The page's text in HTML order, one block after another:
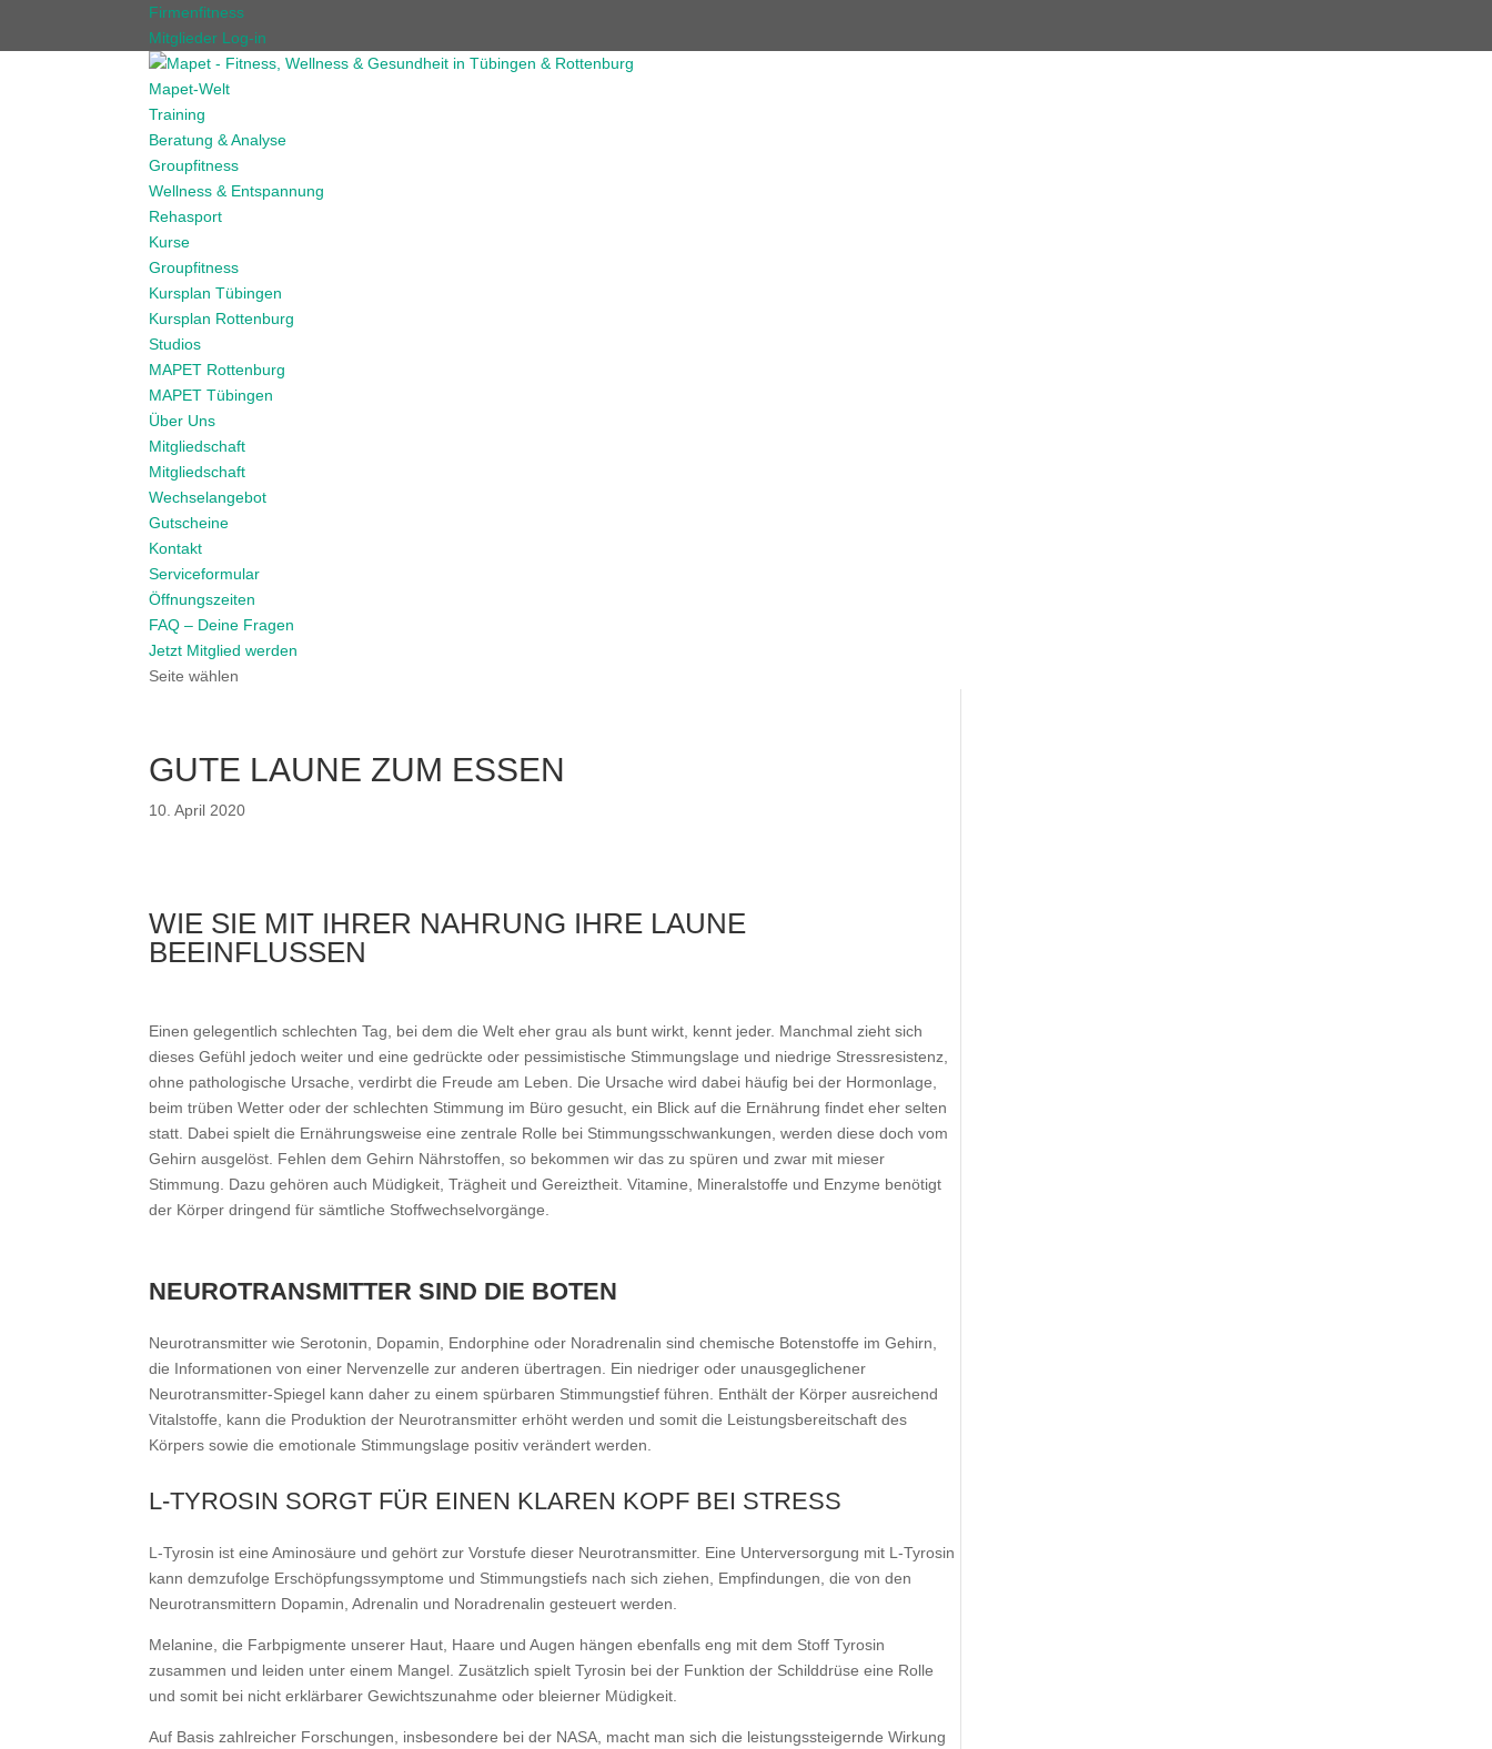
Firmenfitness
Mitglieder Log-in
Mapet-Welt
Training
Beratung & Analyse
Groupfitness
Wellness & Entspannung
Rehasport
Kurse
Groupfitness
Kursplan Tübingen
Kursplan Rottenburg
Studios
MAPET Rottenburg
MAPET Tübingen
Über Uns
Mitgliedschaft
Mitgliedschaft
Wechselangebot
Gutscheine
Kontakt
Serviceformular
Öffnungszeiten
FAQ – Deine Fragen
Jetzt Mitglied werden
Seite wählen
GUTE LAUNE ZUM ESSEN
10. April 2020
WIE SIE MIT IHRER NAHRUNG IHRE LAUNE
BEEINFLUSSEN
Einen gelegentlich schlechten Tag, bei dem die Welt eher grau als bunt wirkt, kennt jeder. Manchmal zieht sich
dieses Gefühl jedoch weiter und eine gedrückte oder pessimistische Stimmungslage und niedrige Stressresistenz,
ohne pathologische Ursache, verdirbt die Freude am Leben. Die Ursache wird dabei häufig bei der Hormonlage,
beim trüben Wetter oder der schlechten Stimmung im Büro gesucht, ein Blick auf die Ernährung findet eher selten
statt. Dabei spielt die Ernährungsweise eine zentrale Rolle bei Stimmungsschwankungen, werden diese doch vom
Gehirn ausgelöst. Fehlen dem Gehirn Nährstoffen, so bekommen wir das zu spüren und zwar mit mieser
Stimmung. Dazu gehören auch Müdigkeit, Trägheit und Gereiztheit. Vitamine, Mineralstoffe und Enzyme benötigt
der Körper dringend für sämtliche Stoffwechselvorgänge.
NEUROTRANSMITTER SIND DIE BOTEN
Neurotransmitter wie Serotonin, Dopamin, Endorphine oder Noradrenalin sind chemische Botenstoffe im Gehirn,
die Informationen von einer Nervenzelle zur anderen übertragen. Ein niedriger oder unausgeglichener
Neurotransmitter-Spiegel kann daher zu einem spürbaren Stimmungstief führen. Enthält der Körper ausreichend
Vitalstoffe, kann die Produktion der Neurotransmitter erhöht werden und somit die Leistungsbereitschaft des
Körpers sowie die emotionale Stimmungslage positiv verändert werden.
L-TYROSIN SORGT FÜR EINEN KLAREN KOPF BEI STRESS
L-Tyrosin ist eine Aminosäure und gehört zur Vorstufe dieser Neurotransmitter. Eine Unterversorgung mit L-Tyrosin
kann demzufolge Erschöpfungssymptome und Stimmungstiefs nach sich ziehen, Empfindungen, die von den
Neurotransmittern Dopamin, Adrenalin und Noradrenalin gesteuert werden.
Melanine, die Farbpigmente unserer Haut, Haare und Augen hängen ebenfalls eng mit dem Stoff Tyrosin
zusammen und leiden unter einem Mangel. Zusätzlich spielt Tyrosin bei der Funktion der Schilddrüse eine Rolle
und somit bei nicht erklärbarer Gewichtszunahme oder bleierner Müdigkeit.
Auf Basis zahlreicher Forschungen, insbesondere bei der NASA, macht man sich die leistungssteigernde Wirkung